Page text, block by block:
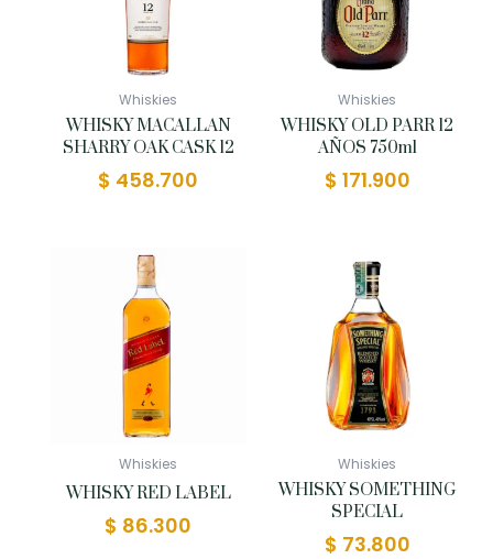
Whiskies
WHISKY MACALLAN
SHARRY OAK CASK 12
$ 458.700
Whiskies
WHISKY OLD PARR 12
AÑOS 750ml
$ 171.900
Whiskies
WHISKY RED LABEL
$ 86.300
Whiskies
WHISKY SOMETHING
SPECIAL
$ 73.800